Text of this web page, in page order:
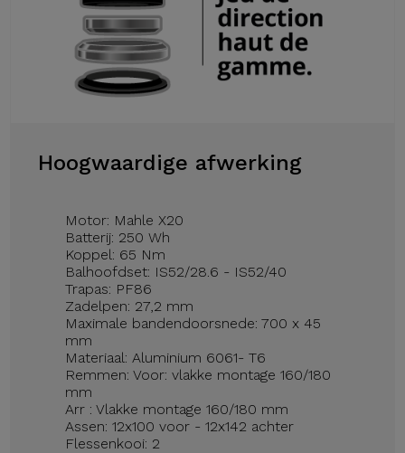
Hoogwaardige afwerking
Motor: Mahle X20
Batterij: 250 Wh
Koppel: 65 Nm
Balhoofdset: IS52/28.6 - IS52/40
Trapas: PF86
Zadelpen: 27,2 mm
Maximale bandendoorsnede: 700 x 45
mm
Materiaal: Aluminium 6061- T6
Remmen: Voor: vlakke montage 160/180
mm
Arr : Vlakke montage 160/180 mm
Assen: 12x100 voor - 12x142 achter
Flessenkooi: 2